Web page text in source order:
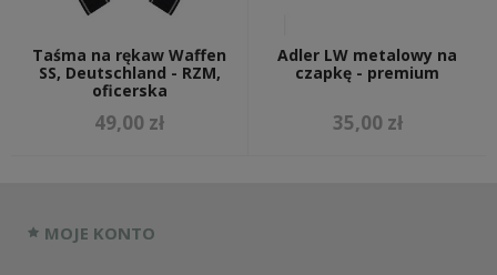
Taśma na rękaw Waffen
SS, Deutschland - RZM,
oficerska
49,00 zł
Adler LW metalowy na
czapkę - premium
35,00 zł
MOJE KONTO